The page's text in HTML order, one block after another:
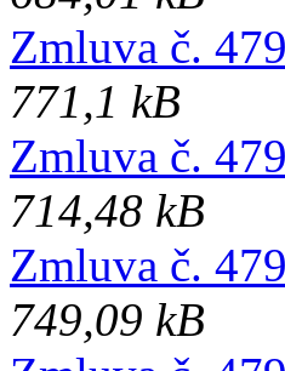
Zmluva č.
771,1 kB
Zmluva č.
714,48 kB
Zmluva č.
749,09 kB